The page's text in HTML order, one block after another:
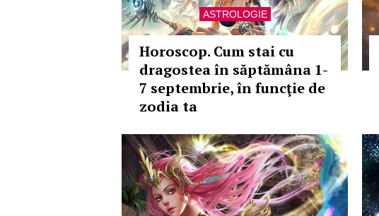
ASTROLOGIE
Horoscop. Cum stai cu
dragostea în săptămâna 1-
7 septembrie, în funcţie de
zodia ta